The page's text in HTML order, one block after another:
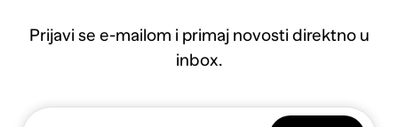
Prijavi se e-mailom i primaj novosti direktno u
inbox.